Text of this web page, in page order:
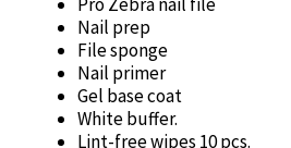
Pro Zebra nail file
Nail prep
File sponge
Nail primer
Gel base coat
White buffer.
Lint-free wipes 10 pcs.